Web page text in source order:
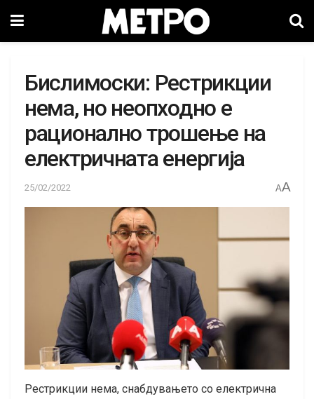
Бислимоски: Рестрикции
нема, но неопходно е
рационално трошење на
електричната енергија
25/02/2022 AA
Рестрикции нема, снабдувањето со електрична